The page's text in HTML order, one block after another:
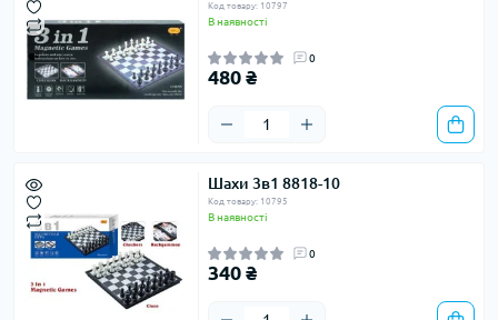
Код товару: 10797
В наявності
0
480 ₴
Шахи 3в1 8818-10
Код товару: 10795
В наявності
0
340 ₴